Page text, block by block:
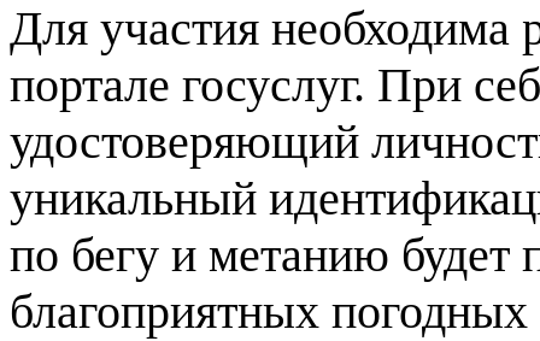
Для участия необходима
портале госуслуг. При
удостоверяющий
уникальный
по бегу и метанию будет
благоприятных погодных